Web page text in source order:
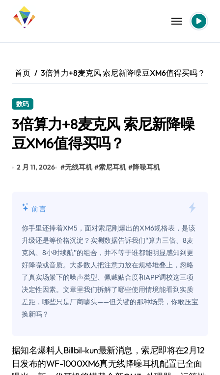
首页 3倍算力+8麦克风 索尼新降噪豆XM6值得买吗？
数码
3倍算力+8麦克风 索尼新降噪
豆XM6值得买吗？
2 月 11, 2026 #无线耳机 #索尼耳机 #降噪耳机
前言
你手里还捧着XM5，面对索尼刚爆出的XM6规格表，是该
升级还是等价格沉淀？实测数据告诉我们“算力三倍、8麦
克风、8小时续航”的组合，并不等于谁都能明显感知到更
好降噪或音质。大多数人把注意力放在规格堆叠上，忽略
了真实场景下的噪声类型、佩戴贴合度和APP调校这三项
决定性因素。文章里我们拆解了哪些使用情境能看到实质
差距，哪些只是厂商噱头——但关键的那种场景，你敢压宝
换新吗？
据知名爆料人Billbil-kun最新消息，索尼即将在2月12
日发布的WF-1000XM6真无线降噪耳机配置已全面